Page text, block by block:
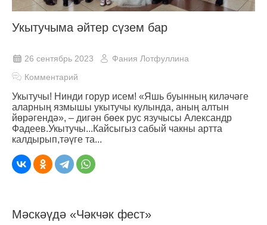
Укытучыма әйтер сүзем бар
26 сентябрь 2023
Фания Лотфуллина
Комментарий
Укытучы! Нинди горур исем! «Яшь буынның киләчәге
аларның язмышы укытучы кулында, аның алтын
йөрәгендә», – дигән бөек рус язучысы Александр
Фадеев.Укытучы...Кайсыгыз сабый чакны артта
калдырып,тәүге та...
Мәскәүдә «Чәкчәк фест»